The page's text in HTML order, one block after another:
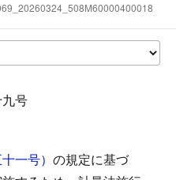
号
一号） の規定に基づ